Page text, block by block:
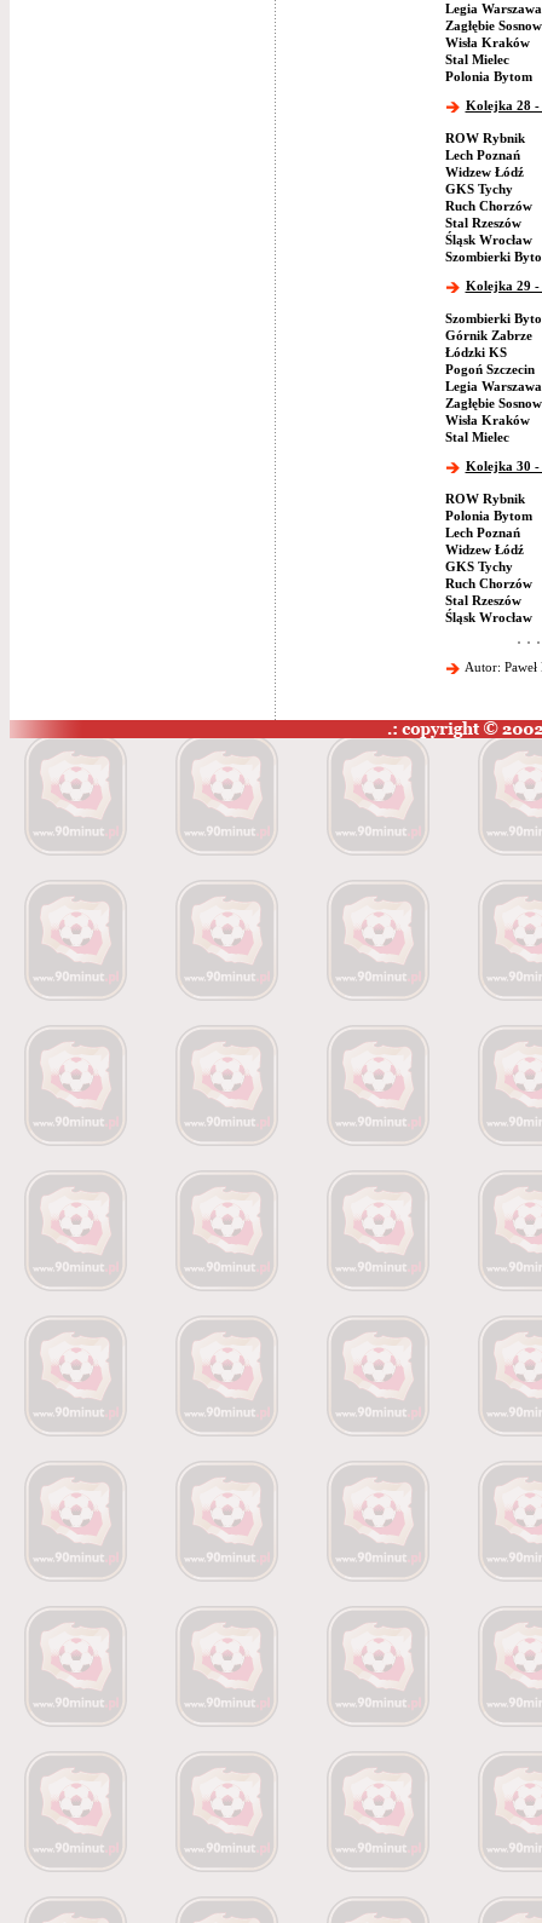
Legia Warszawa
Zagłębie
Wisła Kraków
Stal Mielec
Polonia Bytom
Kolejka 28 -
ROW Rybnik
Lech Poznań
Widzew Łódź
GKS Tychy
Ruch Chorzów
Stal Rzeszów
Śląsk Wrocław
Szombierki
Kolejka 29 -
Szombierki
Górnik Zabrze
Łódzki KS
Pogoń Szczecin
Legia Warszawa
Zagłębie
Wisła Kraków
Stal Mielec
Kolejka 30 -
ROW Rybnik
Polonia Bytom
Lech Poznań
Widzew Łódź
GKS Tychy
Ruch Chorzów
Stal Rzeszów
Śląsk Wrocław
Autor: